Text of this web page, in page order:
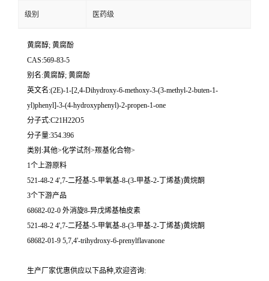
级别 医药级
黄腐醇; 黄腐酚
CAS:569-83-5
别名:黄腐醇; 黄腐酚
英文名:(2E)-1-[2,4-Dihydroxy-6-methoxy-3-(3-methyl-2-buten-1-
yl)phenyl]-3-(4-hydroxyphenyl)-2-propen-1-one
分子式:C21H22O5
分子量:354.396
类别:其他>化学试剂>羰基化合物>
1个上游原料
521-48-2 4',7-二羟基-5-甲氧基-8-(3-甲基-2-丁烯基)黄烷酮
3个下游产品
68682-02-0 外消旋8-异戊烯基柚皮素
521-48-2 4',7-二羟基-5-甲氧基-8-(3-甲基-2-丁烯基)黄烷酮
68682-01-9 5,7,4'-trihydroxy-6-prenylflavanone
生产厂家优惠供应以下品种,欢迎咨询: